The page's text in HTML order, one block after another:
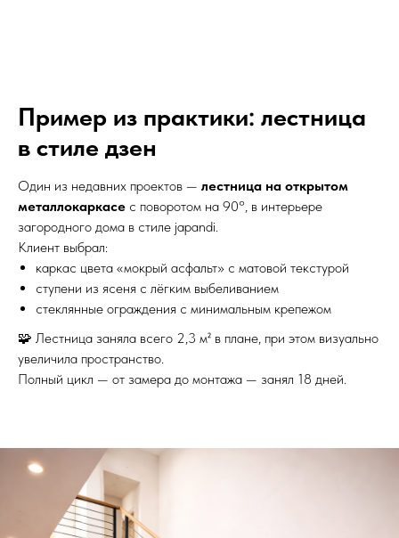
Пример из практики: лестница
в стиле дзен
Один из недавних проектов — лестница на открытом
металлокаркасе с поворотом на 90°, в интерьере
загородного дома в стиле japandi.
Клиент выбрал:
каркас цвета «мокрый асфальт» с матовой текстурой
ступени из ясеня с лёгким выбеливанием
стеклянные ограждения с минимальным крепежом
🧩 Лестница заняла всего 2,3 м² в плане, при этом визуально
увеличила пространство.
Полный цикл — от замера до монтажа — занял 18 дней.